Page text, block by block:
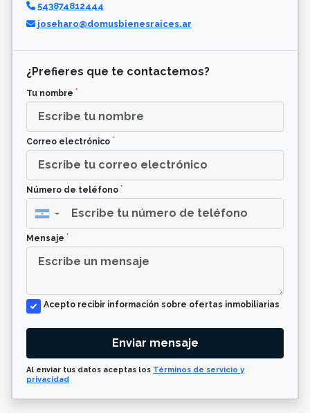
543874812444
joseharo@domusbienesraices.ar
¿Prefieres que te contactemos?
Tu nombre *
Correo electrónico *
Número de teléfono *
▼
Mensaje *
Acepto recibir información sobre ofertas inmobiliarias
Enviar mensaje
Al enviar tus datos aceptas los Términos de servicio y
privacidad